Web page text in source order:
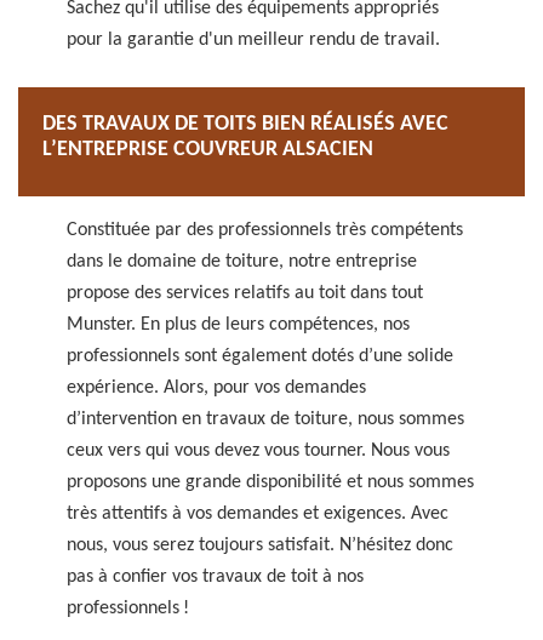
Sachez qu'il utilise des équipements appropriés
pour la garantie d'un meilleur rendu de travail.
DES TRAVAUX DE TOITS BIEN RÉALISÉS AVEC
L’ENTREPRISE COUVREUR ALSACIEN
Constituée par des professionnels très compétents
dans le domaine de toiture, notre entreprise
propose des services relatifs au toit dans tout
Munster. En plus de leurs compétences, nos
professionnels sont également dotés d’une solide
expérience. Alors, pour vos demandes
d’intervention en travaux de toiture, nous sommes
ceux vers qui vous devez vous tourner. Nous vous
proposons une grande disponibilité et nous sommes
très attentifs à vos demandes et exigences. Avec
nous, vous serez toujours satisfait. N’hésitez donc
pas à confier vos travaux de toit à nos
professionnels !